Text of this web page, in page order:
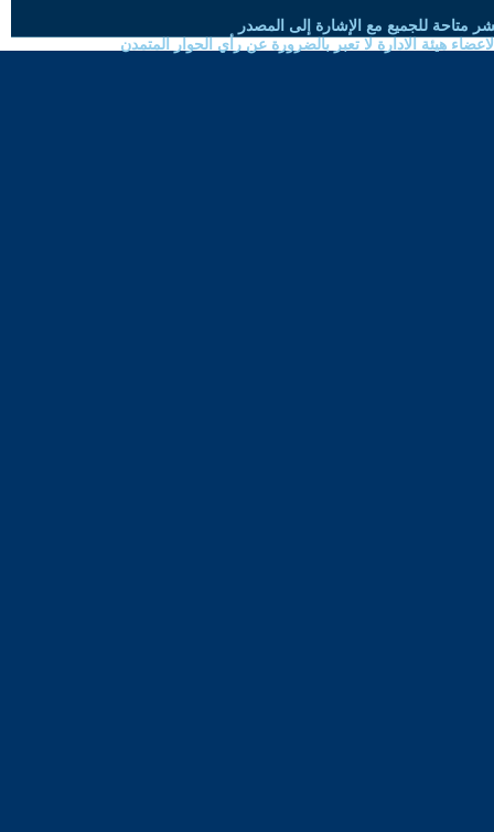
متاحة للجميع مع الإشارة إلى المصدر
هيئة الادارة لا تعبر بالضرورة عن رأي الحوار المتمدن